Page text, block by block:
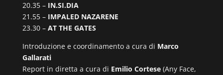
20.35 – IN.SI.DIA
21.55 – IMPALED NAZARENE
23.30 – AT THE GATES
Introduzione e coordinamento a cura di Marco
Gallarati
Report in diretta a cura di Emilio Cortese(Any Face,